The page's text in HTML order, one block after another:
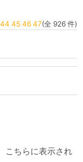
44 45 46 47(全 926 件)
こちらに表示され